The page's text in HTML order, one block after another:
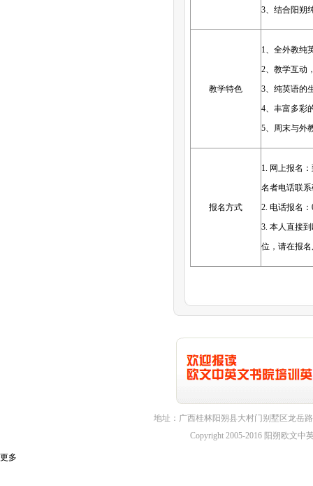
3、结合阳朔
教学特色
1、全外教纯
2、教学互动
3、纯英语的
4、丰富多彩
5、周末与外
报名方式
1. 网上报名
名者电话联
2. 电话报名
3. 本人直接
位，请在报
地址：广西桂林阳朔县大村门别墅区龙岳
Copyright 2005-2016 阳朔欧文
更多